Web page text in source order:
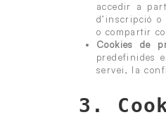
accedir a
d’inscripció
o compartir
Cookies de
predefinides
servei, la
3.